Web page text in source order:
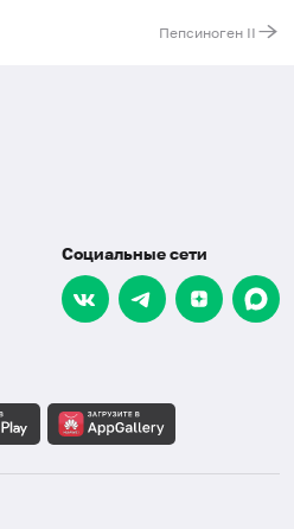
Пепсиноген II
Социальные сети